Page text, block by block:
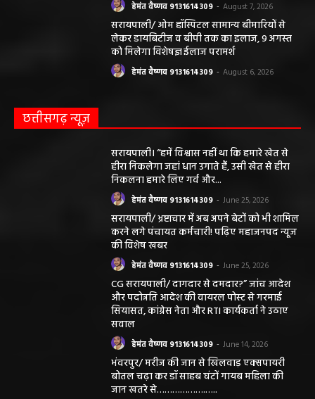
हेमंत वैष्णव 9131614309 - August 7, 2026
सरायपाली/ ओम हॉस्पिटल सामान्य बीमारियों से
लेकर डायबिटीज व बीपी तक का इलाज, 9 अगस्त
को मिलेगा विशेषज्ञ ईलाज परामर्श
हेमंत वैष्णव 9131614309 - August 6, 2026
छत्तीसगढ़ न्यूज़
सरायपाली। “हमें विश्वास नहीं था कि हमारे खेत से
हीरा निकलेगा जहां धान उगाते हैं, उसी खेत से हीरा
निकलना हमारे लिए गर्व और...
हेमंत वैष्णव 9131614309 - June 25, 2026
सरायपाली/ भ्रष्टाचार में अब अपने बेटों को भी शामिल
करने लगे पंचायत कर्मचारी! पढ़िए महाजनपद न्यूज
की विशेष खबर
हेमंत वैष्णव 9131614309 - June 25, 2026
CG सरायपाली/ दागदार से दमदार?” जांच आदेश
और पदोन्नति आदेश की वायरल पोस्ट से गरमाई
सियासत, कांग्रेस नेता और RTI कार्यकर्ता ने उठाए
सवाल
हेमंत वैष्णव 9131614309 - June 14, 2026
भंवरपुर/ मरीज की जान से खिलवाड़ एक्सपायरी
बोतल चढ़ा कर डॉ साहब घंटों गायब महिला की
जान खतरे से……………….…..